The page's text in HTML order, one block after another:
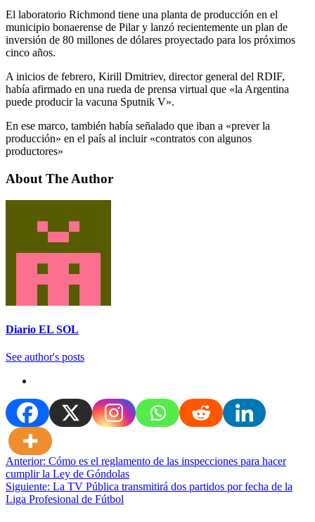
El laboratorio Richmond tiene una planta de producción en el
municipio bonaerense de Pilar y lanzó recientemente un plan de
inversión de 80 millones de dólares proyectado para los próximos
cinco años.
A inicios de febrero, Kirill Dmitriev, director general del RDIF,
había afirmado en una rueda de prensa virtual que «la Argentina
puede producir la vacuna Sputnik V».
En ese marco, también había señalado que iban a «prever la
producción» en el país al incluir «contratos con algunos
productores»
About The Author
Diario EL SOL
See author's posts
Navegación
de
entradas
Anterior: Cómo es el reglamento de las inspecciones para hacer
cumplir la Ley de Góndolas
Siguiente: La TV Pública transmitirá dos partidos por fecha de la
Liga Profesional de Fútbol